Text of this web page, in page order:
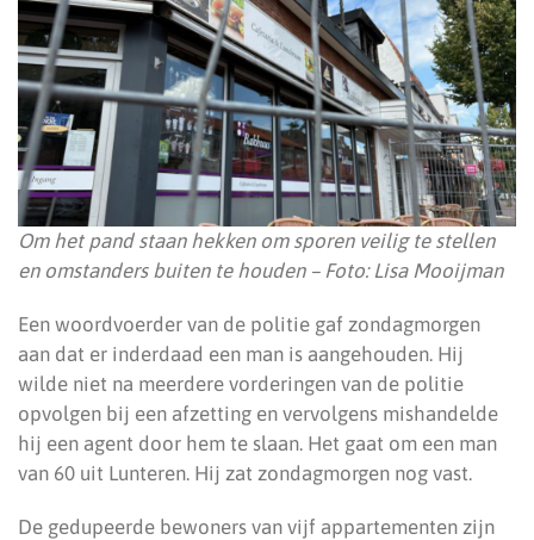
Om het pand staan hekken om sporen veilig te stellen
en omstanders buiten te houden – Foto: Lisa Mooijman
Een woordvoerder van de politie gaf zondagmorgen
aan dat er inderdaad een man is aangehouden. Hij
wilde niet na meerdere vorderingen van de politie
opvolgen bij een afzetting en vervolgens mishandelde
hij een agent door hem te slaan. Het gaat om een man
van 60 uit Lunteren. Hij zat zondagmorgen nog vast.
De gedupeerde bewoners van vijf appartementen zijn